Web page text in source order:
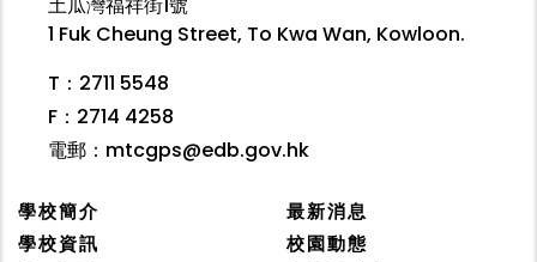
土瓜灣福祥街1號
1 Fuk Cheung Street, To Kwa Wan, Kowloon.
T：2711 5548
F：2714 4258
電郵： mtcgps@edb.gov.hk
學校簡介
學校資訊
最新消息
校園動態